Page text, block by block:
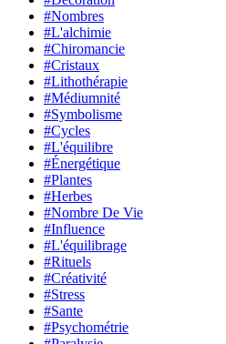
#Nombres
#L'alchimie
#Chiromancie
#Cristaux
#Lithothérapie
#Médiumnité
#Symbolisme
#Cycles
#L'équilibre
#Énergétique
#Plantes
#Herbes
#Nombre De Vie
#Influence
#L'équilibrage
#Rituels
#Créativité
#Stress
#Sante
#Psychométrie